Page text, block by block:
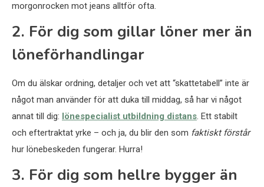
morgonrocken mot jeans alltför ofta.
2. För dig som gillar löner mer än
löneförhandlingar
Om du älskar ordning, detaljer och vet att “skattetabell” inte är
något man använder för att duka till middag, så har vi något
annat till dig: lönespecialist utbildning distans. Ett stabilt
och eftertraktat yrke – och ja, du blir den som faktiskt förstår
hur lönebeskeden fungerar. Hurra!
3. För dig som hellre bygger än